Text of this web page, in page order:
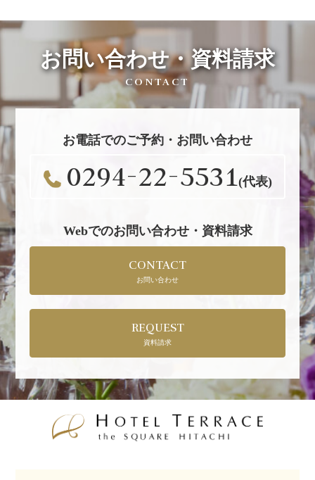
お問い合わせ・資料請求
CONTACT
お電話でのご予約・お問い合わせ
0294-22-5531(代表)
Webでのお問い合わせ・資料請求
CONTACT
お問い合わせ
REQUEST
資料請求